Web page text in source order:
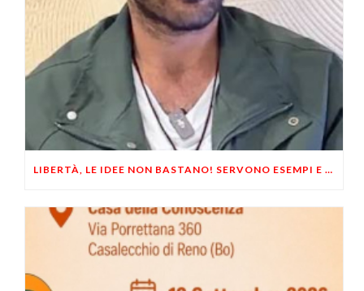
LIBERTÀ, LE IDEE NON BASTANO! SERVONO ESEMPI E UN PO’ DI COERENZA